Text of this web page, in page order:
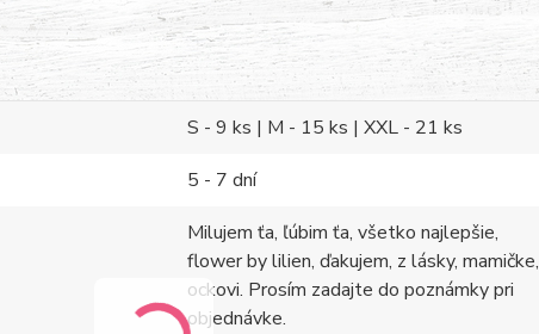
S - 9 ks | M - 15 ks | XXL - 21 ks
5 - 7 dní
Milujem ťa, ľúbim ťa, všetko najlepšie,
flower by lilien, ďakujem, z lásky, mamičke,
ockovi. Prosím zadajte do poznámky pri
objednávke.